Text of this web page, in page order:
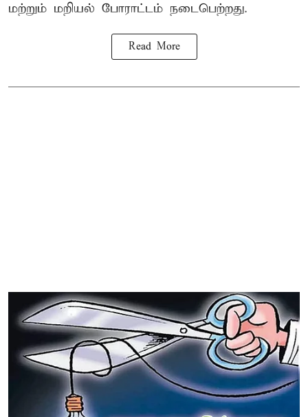
மற்றும் மறியல் போராட்டம் நடைபெற்றது.
Read More